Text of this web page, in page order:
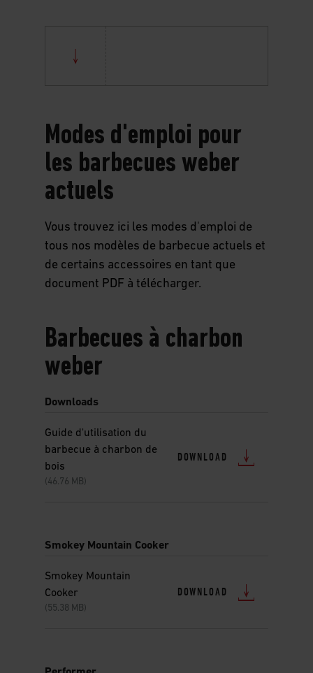
Modes d'emploi pour
les barbecues weber
actuels
Vous trouvez ici les modes d'emploi de
tous nos modèles de barbecue actuels et
de certains accessoires en tant que
document PDF à télécharger.
Barbecues à charbon
weber
Downloads
Guide d'utilisation du
barbecue à charbon de
bois
(46.76 MB)
DOWNLOAD
Smokey Mountain Cooker
Smokey Mountain
Cooker
(55.38 MB)
DOWNLOAD